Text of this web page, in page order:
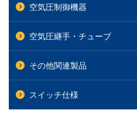
空気圧制御機器
空気圧継手・チューブ
その他関連製品
スイッチ仕様